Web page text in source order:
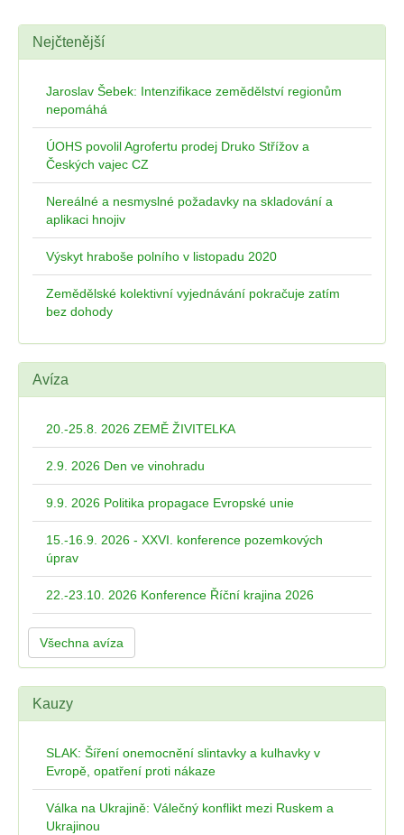
Nejčtenější
Jaroslav Šebek: Intenzifikace zemědělství regionům
nepomáhá
ÚOHS povolil Agrofertu prodej Druko Střížov a
Českých vajec CZ
Nereálné a nesmyslné požadavky na skladování a
aplikaci hnojiv
Výskyt hraboše polního v listopadu 2020
Zemědělské kolektivní vyjednávání pokračuje zatím
bez dohody
Avíza
20.-25.8. 2026 ZEMĚ ŽIVITELKA
2.9. 2026 Den ve vinohradu
9.9. 2026 Politika propagace Evropské unie
15.-16.9. 2026 - XXVI. konference pozemkových
úprav
22.-23.10. 2026 Konference Říční krajina 2026
Všechna avíza
Kauzy
SLAK: Šíření onemocnění slintavky a kulhavky v
Evropě, opatření proti nákaze
Válka na Ukrajině: Válečný konflikt mezi Ruskem a
Ukrajinou